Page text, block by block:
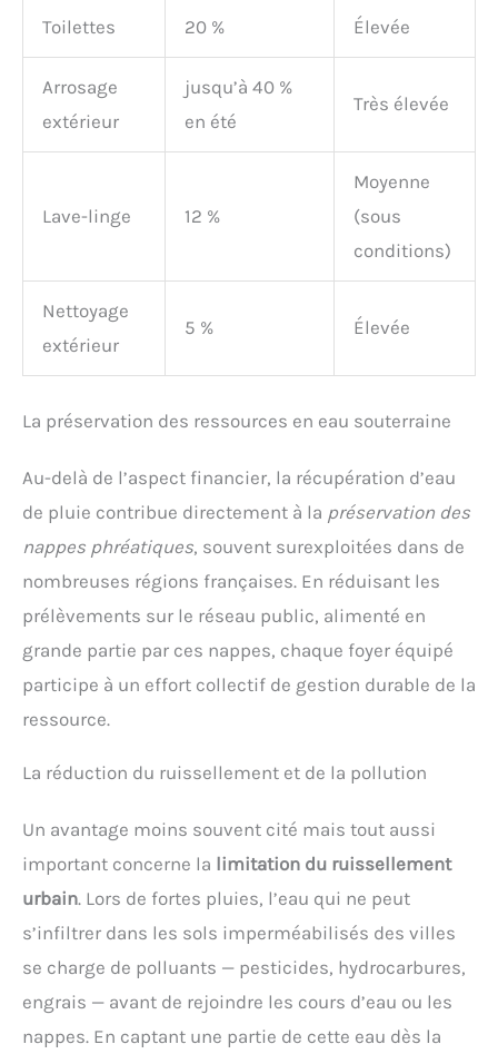
Toilettes 20 % Élevée
Arrosage
extérieur
jusqu’à 40 %
en été
Très élevée
Lave-linge 12 %
Moyenne
(sous
conditions)
Nettoyage
extérieur
5 % Élevée
La préservation des ressources en eau souterraine
Au-delà de l’aspect financier, la récupération d’eau
de pluie contribue directement à la préservation des
nappes phréatiques, souvent surexploitées dans de
nombreuses régions françaises. En réduisant les
prélèvements sur le réseau public, alimenté en
grande partie par ces nappes, chaque foyer équipé
participe à un effort collectif de gestion durable de la
ressource.
La réduction du ruissellement et de la pollution
Un avantage moins souvent cité mais tout aussi
important concerne la limitation du ruissellement
urbain. Lors de fortes pluies, l’eau qui ne peut
s’infiltrer dans les sols imperméabilisés des villes
se charge de polluants — pesticides, hydrocarbures,
engrais — avant de rejoindre les cours d’eau ou les
nappes. En captant une partie de cette eau dès la